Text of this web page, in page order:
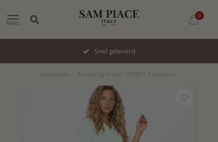
MENU
0
Snel geleverd
Startseite Travel Jurk Uni 202807 Pistachio